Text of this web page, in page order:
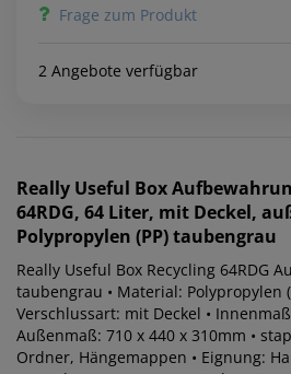
Frage zum Produkt
2 Angebote verfügbar
Really Useful Box
64RDG, 64 Liter, mit Deckel,
Polypropylen (PP) taubengrau
Really Useful Box Recycling 64RDG
taubengrau • Material: Polypropylen
Verschlussart: mit Deckel •
Außenmaß: 710 x 440 x 310mm •
Ordner, Hängemappen • Eignung: